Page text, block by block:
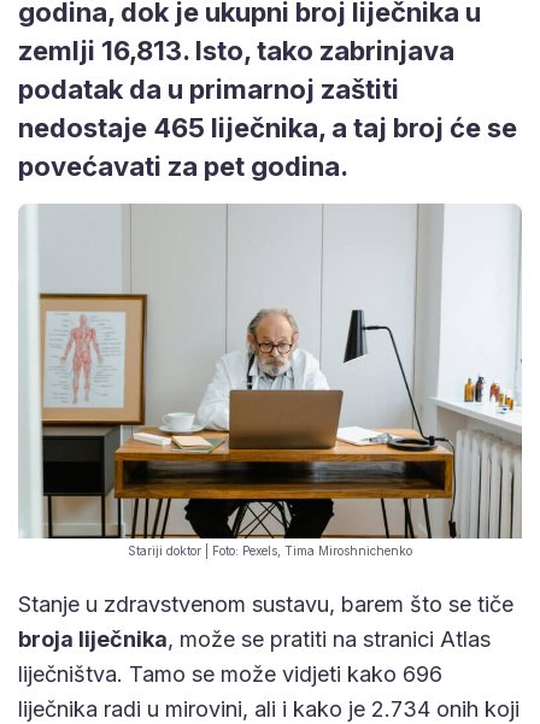
godina, dok je ukupni broj liječnika u
zemlji 16,813. Isto, tako zabrinjava
podatak da u primarnoj zaštiti
nedostaje 465 liječnika, a taj broj će se
povećavati za pet godina.
Stariji doktor | Foto: Pexels, Tima Miroshnichenko
Stanje u zdravstvenom sustavu, barem što se tiče
broja liječnika, može se pratiti na stranici Atlas
liječništva. Tamo se može vidjeti kako 696
liječnika radi u mirovini, ali i kako je 2.734 onih koji